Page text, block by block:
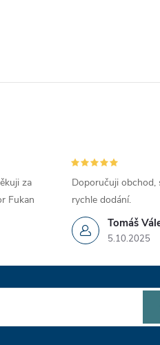
za
Fukan
Tomáš
5.10.2025
Doporučuji obchod,
rychle dodání.